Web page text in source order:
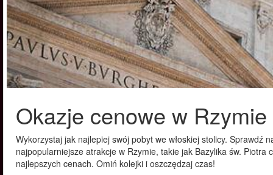
Okazje cenowe w Rzymie
Wykorzystaj jak najlepiej swój pobyt we włoskiej stolicy. Sprawdź
najpopularniejsze atrakcje w Rzymie, takie jak Bazylika św.
najlepszych cenach. Omiń kolejki i oszczędzaj czas!